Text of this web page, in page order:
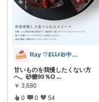
Ray ♡ｵｽｽﾒお中元ｷﾞﾌﾄ♡
甘いものを我慢したくない方
へ。砂糖90％O ...
￥ 3,680
0 0 54